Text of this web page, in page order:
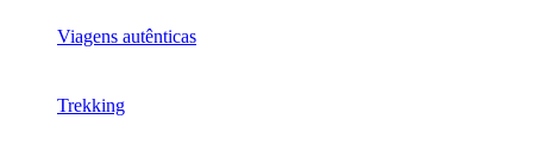
Viagens autênticas
Trekking